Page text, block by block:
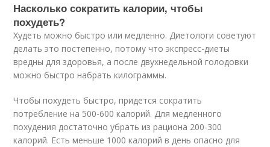
Насколько сократить калории, чтобы
похудеть?
Худеть можно быстро или медленно. Диетологи советуют
делать это постепенно, потому что экспресс-диеты
вредны для здоровья, а после двухнедельной голодовки
можно быстро набрать килограммы.
Чтобы похудеть быстро, придется сократить
потребление на 500-600 калорий. Для медленного
похудения достаточно убрать из рациона 200-300
калорий. Есть меньше 1000 калорий в день опасно для